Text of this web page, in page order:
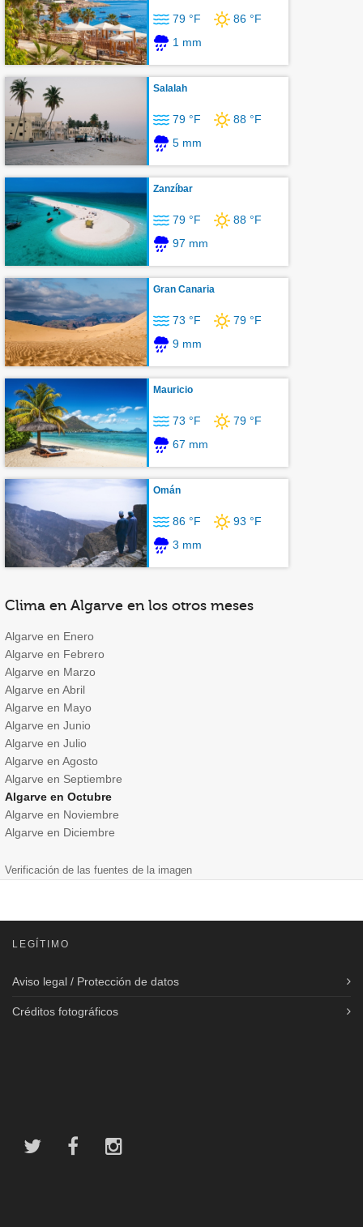
79 °F
86 °F
1 mm
Salalah
79 °F
88 °F
5 mm
Zanzíbar
79 °F
88 °F
97 mm
Gran Canaria
73 °F
79 °F
9 mm
Mauricio
73 °F
79 °F
67 mm
Omán
86 °F
93 °F
3 mm
Clima en Algarve en los otros meses
Algarve en Enero
Algarve en Febrero
Algarve en Marzo
Algarve en Abril
Algarve en Mayo
Algarve en Junio
Algarve en Julio
Algarve en Agosto
Algarve en Septiembre
Algarve en Octubre
Algarve en Noviembre
Algarve en Diciembre
Verificación de las fuentes de la imagen
LEGÍTIMO
Aviso legal / Protección de datos
Créditos fotográficos